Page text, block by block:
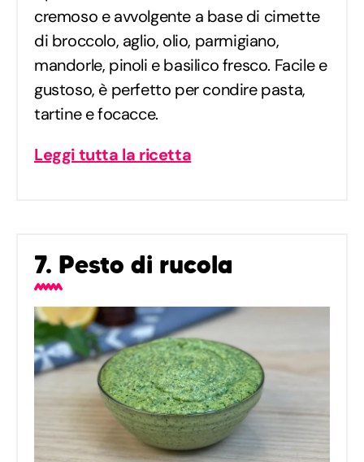
cremoso e avvolgente a base di cimette
di broccolo, aglio, olio, parmigiano,
mandorle, pinoli e basilico fresco. Facile e
gustoso, è perfetto per condire pasta,
tartine e focacce.
Leggi tutta la ricetta
7. Pesto di rucola